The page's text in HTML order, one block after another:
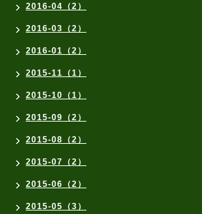
2016-04（2）
2016-03（2）
2016-01（2）
2015-11（1）
2015-10（1）
2015-09（2）
2015-08（2）
2015-07（2）
2015-06（2）
2015-05（3）